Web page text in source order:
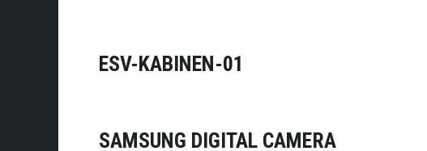
ESV-KABINEN-01
SAMSUNG DIGITAL CAMERA